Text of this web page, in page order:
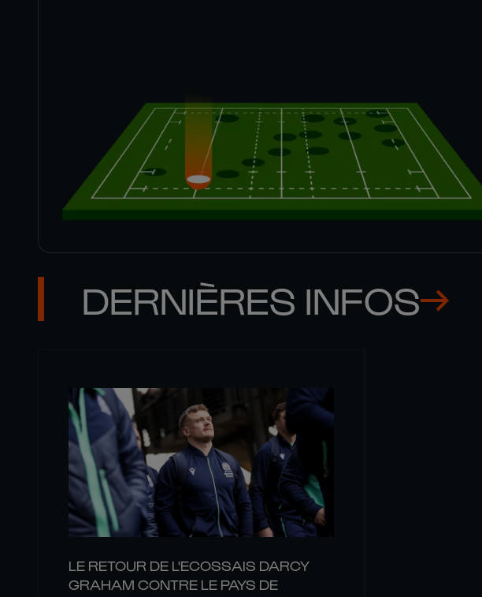
DERNIÈRES INFOS
LE RETOUR DE L'ECOSSAIS DARCY
GRAHAM CONTRE LE PAYS DE